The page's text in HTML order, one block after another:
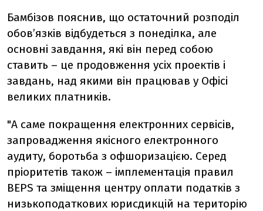
Бамбізов пояснив, що остаточний розподіл
обов’язків відбудеться з понеділка, але
основні завдання, які він перед собою
ставить – це продовження усіх проектів і
завдань, над якими він працював у Офісі
великих платників.
"А саме покращення електронних сервісів,
запровадження якісного електронного
аудиту, боротьба з офшоризацією. Серед
пріоритетів також – імплементація правил
BEPS та зміщення центру оплати податків з
низькоподаткових юрисдикцій на територію